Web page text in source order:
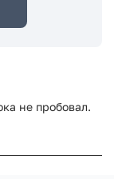
не пробовал.